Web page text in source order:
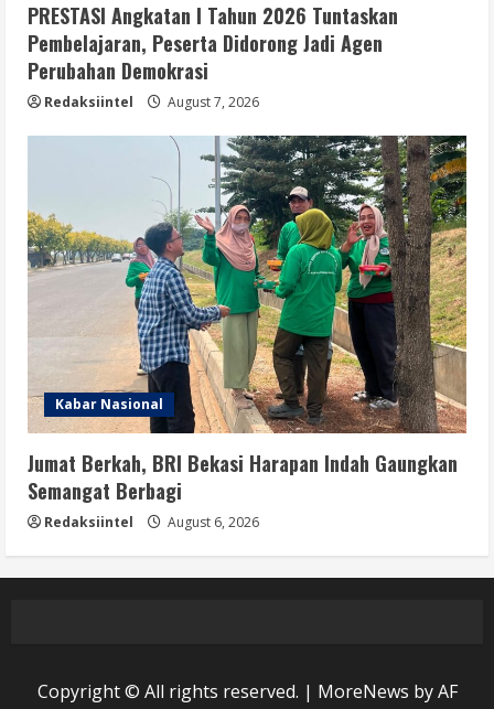
PRESTASI Angkatan I Tahun 2026 Tuntaskan
Pembelajaran, Peserta Didorong Jadi Agen
Perubahan Demokrasi
Redaksiintel August 7, 2026
Kabar Nasional
Jumat Berkah, BRI Bekasi Harapan Indah Gaungkan
Semangat Berbagi
Redaksiintel August 6, 2026
Copyright © All rights reserved. | MoreNews by AF